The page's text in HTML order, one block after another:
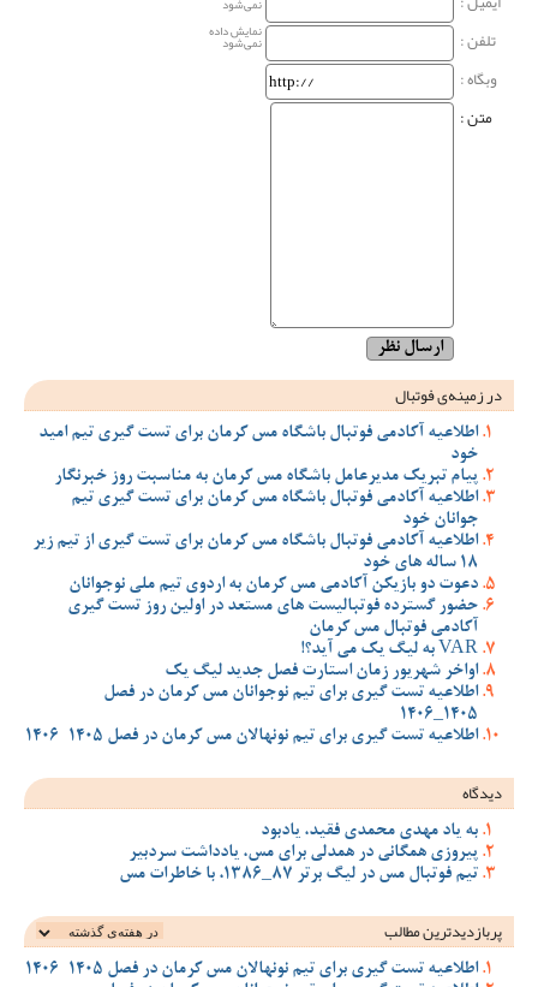
تلفن : نمایش داده
نمی‌شود
وبگاه‌ :
متن :
در زمینه‌ی فوتبال
اطلاعیه آکادمی فوتبال باشگاه مس کرمان برای تست گیری تیم امید
خود
پیام تبریک مدیرعامل باشگاه مس کرمان به مناسبت روز خبرنگار
اطلاعیه آکادمی فوتبال باشگاه مس کرمان برای تست گیری تیم
جوانان خود
اطلاعیه آکادمی فوتبال باشگاه مس کرمان برای تست گیری از تیم زیر
18 ساله های خود
دعوت دو بازیکن آکادمی مس کرمان به اردوی تیم ملی نوجوانان
حضور گسترده فوتبالیست های مستعد در اولین روز تست گیری
آکادمی فوتبال مس کرمان
VAR به لیگ یک می آید؟!
اواخر شهریور زمان استارت فصل جدید لیگ یک
اطلاعیه تست گیری برای تیم نوجوانان مس کرمان در فصل
1405_1406
اطلاعیه تست گیری برای تیم نونهالان مس کرمان در فصل 1405-1406
دیدگاه
به یاد مهدی محمدی فقید، یادبود
پیروزی همگانی در همدلی برای مس، یادداشت سردبیر
تیم فوتبال مس در لیگ برتر 87_1386، با خاطرات مس
پربازدیدترین‌ مطالب
اطلاعیه تست گیری برای تیم نونهالان مس کرمان در فصل 1405-1406